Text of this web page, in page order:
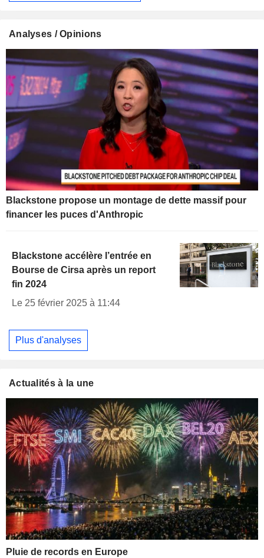
Analyses / Opinions
Blackstone propose un montage de dette massif pour
financer les puces d'Anthropic
Blackstone accélère l’entrée en
Bourse de Cirsa après un report
fin 2024
Le 25 février 2025 à 11:44
Plus d'analyses
Actualités à la une
Pluie de records en Europe